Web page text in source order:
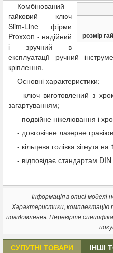
розмір
Комбінований
гайковий ключ
Slim-Line фірми
Proxxon - надійний
і зручний в
експлуатації ручний
кріплення.
Основні характеристики:
- ключ виготовлений з
загартуванням;
- подвійне нікелювання і
- довговічне лазерне
- кільцева голівка зігнута на
- відповідає стандартам
Інформація в описі моделі
Характеристики, комплектацію
повідомлення. Перевірте
СУПУТНІ ТОВАРИ ІНШІ